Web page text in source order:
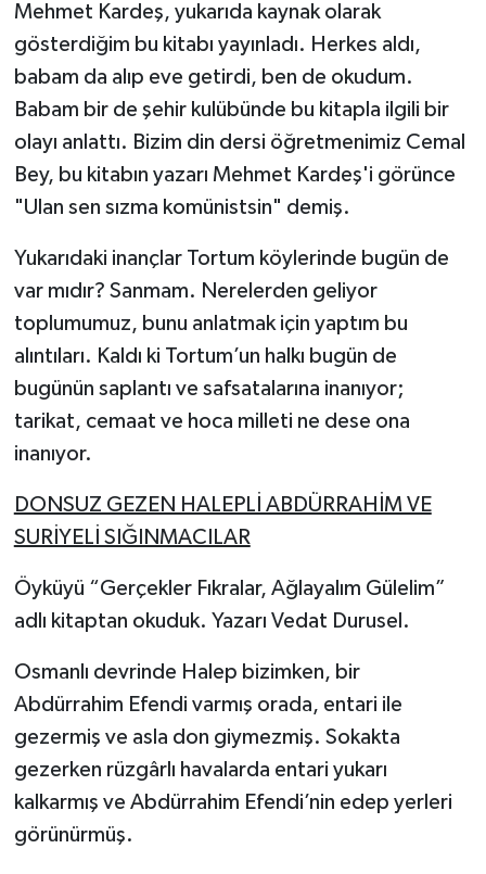
Mehmet Kardeş, yukarıda kaynak olarak
gösterdiğim bu kitabı yayınladı. Herkes aldı,
babam da alıp eve getirdi, ben de okudum.
Babam bir de şehir kulübünde bu kitapla ilgili bir
olayı anlattı. Bizim din dersi öğretmenimiz Cemal
Bey, bu kitabın yazarı Mehmet Kardeş'i görünce
"Ulan sen sızma komünistsin" demiş.
Yukarıdaki inançlar Tortum köylerinde bugün de
var mıdır? Sanmam. Nerelerden geliyor
toplumumuz, bunu anlatmak için yaptım bu
alıntıları. Kaldı ki Tortum’un halkı bugün de
bugünün saplantı ve safsatalarına inanıyor;
tarikat, cemaat ve hoca milleti ne dese ona
inanıyor.
DONSUZ GEZEN HALEPLİ ABDÜRRAHİM VE
SURİYELİ SIĞINMACILAR
Öyküyü “Gerçekler Fıkralar, Ağlayalım Gülelim”
adlı kitaptan okuduk. Yazarı Vedat Durusel.
Osmanlı devrinde Halep bizimken, bir
Abdürrahim Efendi varmış orada, entari ile
gezermiş ve asla don giymezmiş. Sokakta
gezerken rüzgârlı havalarda entari yukarı
kalkarmış ve Abdürrahim Efendi’nin edep yerleri
görünürmüş.